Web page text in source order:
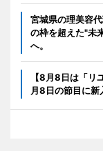
宮城県の理美容
の枠を超えた"未
へ。
【8月8日は「リ
月8日の節目に新